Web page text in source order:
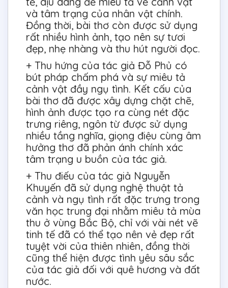
và tâm trạng của nhân vật chính.
Đồng thời, bài thơ còn được sử dụng
rất nhiều hình ảnh, tạo nên sự tươi
đẹp, nhẹ nhàng và thu hút người đọc.
+ Thu hứng của tác giả Đỗ Phủ có
bút pháp chấm phá và sự miêu tả
cảnh vật đầy ngụ tình. Kết cấu của
bài thơ đã được xây dựng chặt chẽ,
hình ảnh được tạo ra cùng nét đặc
trưng riêng, ngôn từ được sử dụng
nhiều tầng nghĩa, giọng điệu cùng âm
hưởng thơ đã phản ánh chính xác
tâm trạng u buồn của tác giả.
+ Thu điếu của tác giả Nguyễn
Khuyến đã sử dụng nghệ thuật tả
cảnh và ngụ tình rất đặc trưng trong
văn học trung đại nhằm miêu tả mùa
thu ở vùng Bắc Bộ, chỉ với vài nét vẽ
tinh tế đã có thể tạo nên vẻ đẹp rất
tuyệt vời của thiên nhiên, đồng thời
cũng thể hiện được tình yêu sâu sắc
của tác giả đối với quê hương và đất
nước.